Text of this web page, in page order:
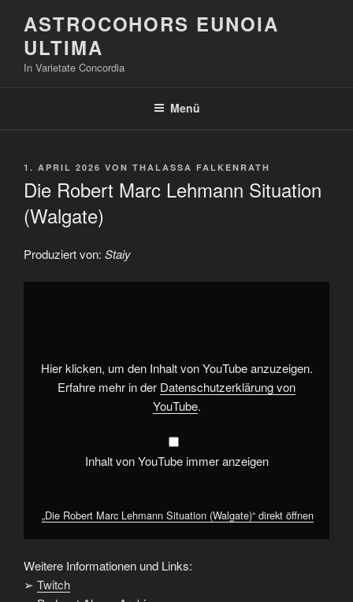
Inhalt
springen
ASTROCOHORS EUNOIA
ULTIMA
In Varietate Concordia
Menü
VERÖFFENTLICHT
1. APRIL 2026 VON THALASSA FALKENRATH
Die Robert Marc Lehmann Situation
(Walgate)
Produziert von: Staiy
„Die
YouTube
anzeigen
Hier klicken, um den Inhalt von YouTube anzuzeigen.
Erfahre mehr in der Datenschutzerklärung von
YouTube.
Inhalt von YouTube immer anzeigen
„Die Robert Marc Lehmann Situation (Walgate)“ direkt öffnen
Weitere Informationen und Links:
➢ Twitch